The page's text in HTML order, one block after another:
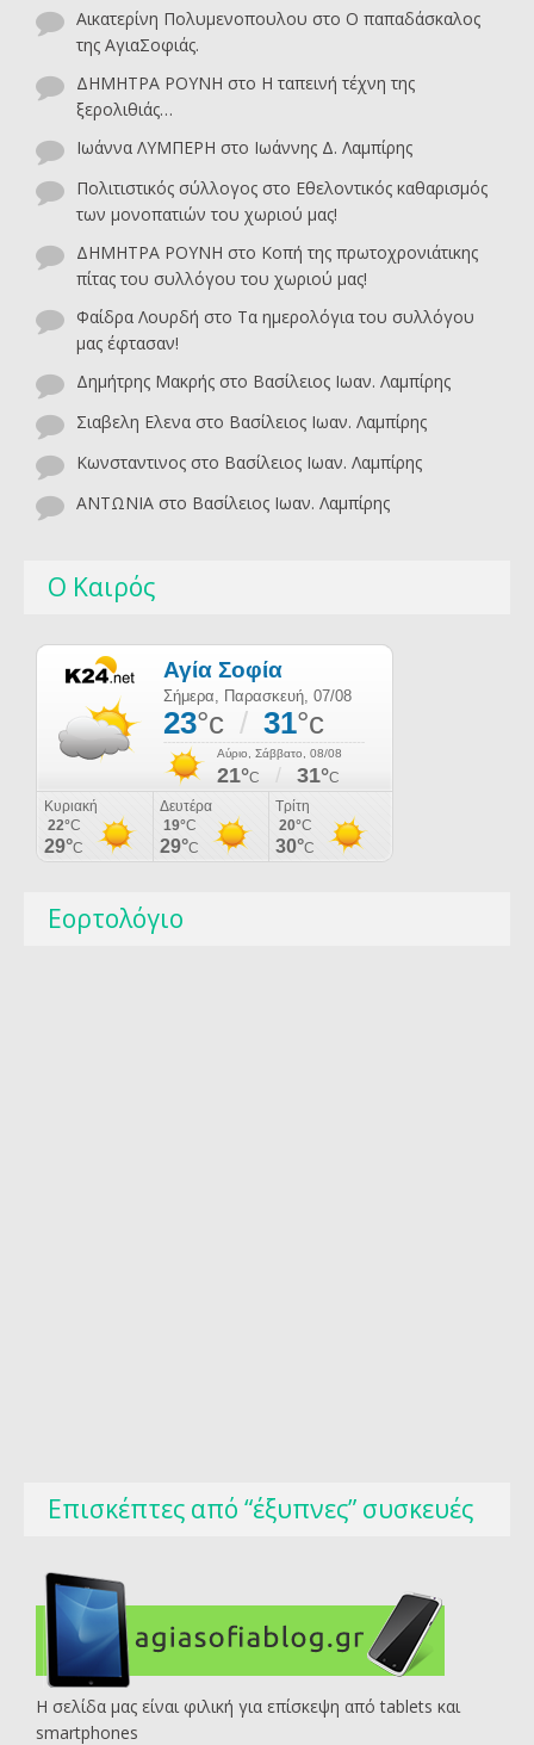
Αικατερίνη Πολυμενοπουλου στο O παπαδάσκαλος
της ΑγιαΣοφιάς.
ΔΗΜΗΤΡΑ ΡΟΥΝΗ στο Η ταπεινή τέχνη της
ξερολιθιάς…
Ιωάννα ΛΥΜΠΕΡΗ στο Ιωάννης Δ. Λαμπίρης
Πολιτιστικός σύλλογος στο Εθελοντικός καθαρισμός
των μονοπατιών του χωριού μας!
ΔΗΜΗΤΡΑ ΡΟΥΝΗ στο Κοπή της πρωτοχρονιάτικης
πίτας του συλλόγου του χωριού μας!
Φαίδρα Λουρδή στο Τα ημερολόγια του συλλόγου
μας έφτασαν!
Δημήτρης Μακρής στο Βασίλειος Ιωαν. Λαμπίρης
Σιαβελη Ελενα στο Βασίλειος Ιωαν. Λαμπίρης
Κωνσταντινος στο Βασίλειος Ιωαν. Λαμπίρης
ΑΝΤΩΝΙΑ στο Βασίλειος Ιωαν. Λαμπίρης
Ο Καιρός
Εορτολόγιο
Επισκέπτες από “έξυπνες” συσκευές
Η σελίδα μας είναι φιλική για επίσκεψη από tablets και
smartphones